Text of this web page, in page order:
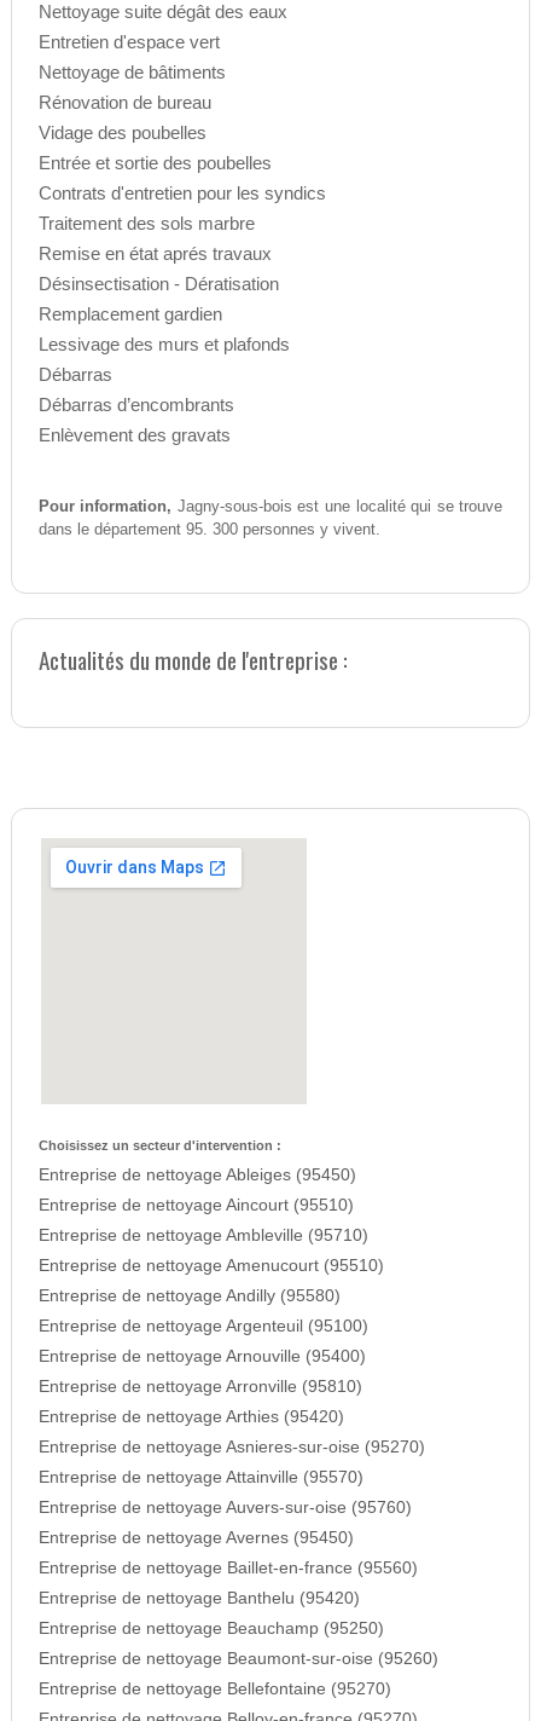
Nettoyage suite dégât des eaux
Entretien d'espace vert
Nettoyage de bâtiments
Rénovation de bureau
Vidage des poubelles
Entrée et sortie des poubelles
Contrats d'entretien pour les syndics
Traitement des sols marbre
Remise en état aprés travaux
Désinsectisation - Dératisation
Remplacement gardien
Lessivage des murs et plafonds
Débarras
Débarras d’encombrants
Enlèvement des gravats
Pour information, Jagny-sous-bois est une localité qui se trouve
dans le département 95. 300 personnes y vivent.
Actualités du monde de l'entreprise :
Choisissez un secteur d'intervention :
Entreprise de nettoyage Ableiges (95450)
Entreprise de nettoyage Aincourt (95510)
Entreprise de nettoyage Ambleville (95710)
Entreprise de nettoyage Amenucourt (95510)
Entreprise de nettoyage Andilly (95580)
Entreprise de nettoyage Argenteuil (95100)
Entreprise de nettoyage Arnouville (95400)
Entreprise de nettoyage Arronville (95810)
Entreprise de nettoyage Arthies (95420)
Entreprise de nettoyage Asnieres-sur-oise (95270)
Entreprise de nettoyage Attainville (95570)
Entreprise de nettoyage Auvers-sur-oise (95760)
Entreprise de nettoyage Avernes (95450)
Entreprise de nettoyage Baillet-en-france (95560)
Entreprise de nettoyage Banthelu (95420)
Entreprise de nettoyage Beauchamp (95250)
Entreprise de nettoyage Beaumont-sur-oise (95260)
Entreprise de nettoyage Bellefontaine (95270)